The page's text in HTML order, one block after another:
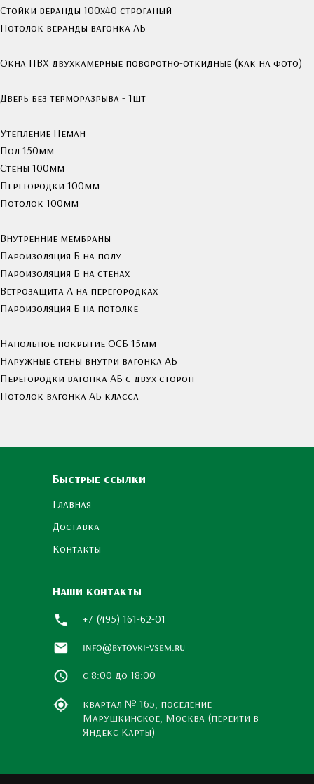
Стойки веранды 100х40 строганый
Потолок веранды вагонка АБ
Окна ПВХ двухкамерные поворотно-откидные (как на фото)
Дверь без терморазрыва - 1шт
Утепление Неман
Пол 150мм
Стены 100мм
Перегородки 100мм
Потолок 100мм
Внутренние мембраны
Пароизоляция Б на полу
Пароизоляция Б на стенах
Ветрозащита А на перегородках
Пароизоляция Б на потолке
Напольное покрытие ОСБ 15мм
Наружные стены внутри вагонка АБ
Перегородки вагонка АБ с двух сторон
Потолок вагонка АБ класса
Быстрые ссылки
Главная
Доставка
Контакты
Наши контакты
+7 (495) 161-62-01
info@bytovki-vsem.ru
с 8:00 до 18:00
квартал № 165, поселение
Марушкинское, Москва (перейти в
Яндекс Карты)